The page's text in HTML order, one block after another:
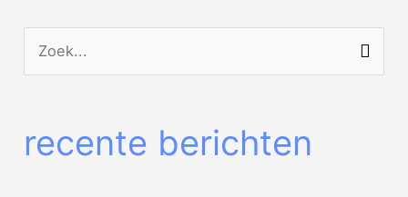
k
recente berichten